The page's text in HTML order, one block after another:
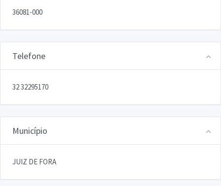
36081-000
Telefone
32 32295170
Município
JUIZ DE FORA